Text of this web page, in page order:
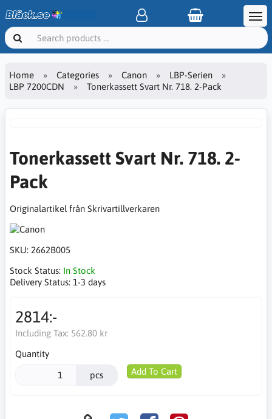
Home Categories Canon
LBP-Serien
LBP 7200CDN
Tonerkassett Svart Nr. 718. 2-Pack
Tonerkassett Svart Nr. 718. 2-
Pack
Originalartikel från Skrivartillverkaren
SKU: 2662B005
Stock Status: In Stock
Delivery Status: 1-3 days
2814:-
Including Tax: 562.80 kr
Quantity
pcs Add To Cart